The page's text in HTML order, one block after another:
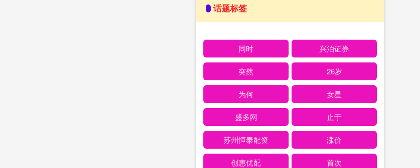
话题标签
同时 兴泊证券
突然 26岁
为何 女星
盛多网 止于
苏州恒泰配资 涨价
创惠优配 首次